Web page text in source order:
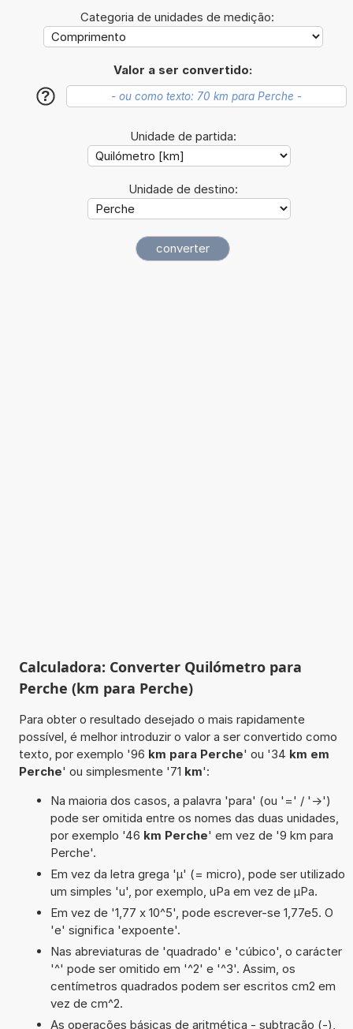
Categoria de unidades de medição:
Valor a ser convertido:
?
Unidade de partida:
Unidade de destino:
Calculadora: Converter Quilómetro para
Perche (km para Perche)
Para obter o resultado desejado o mais rapidamente
possível, é melhor introduzir o valor a ser convertido como
texto, por exemplo '96 km para Perche' ou '34 km em
Perche' ou simplesmente '71 km':
Na maioria dos casos, a palavra 'para' (ou '=' / '->')
pode ser omitida entre os nomes das duas unidades,
por exemplo '46 km Perche' em vez de '9 km para
Perche'.
Em vez da letra grega 'µ' (= micro), pode ser utilizado
um simples 'u', por exemplo, uPa em vez de µPa.
Em vez de '1,77 x 10^5', pode escrever-se 1,77e5. O
'e' significa 'expoente'.
Nas abreviaturas de 'quadrado' e 'cúbico', o carácter
'^' pode ser omitido em '^2' e '^3'. Assim, os
centímetros quadrados podem ser escritos cm2 em
vez de cm^2.
As operações básicas de aritmética - subtração (-),